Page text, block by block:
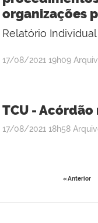
organizações
Relatório
por
Lemos
publicado
17/08/2021 19h09
TCU -
por
publicado
17/08/2021 18h58
« Anterior